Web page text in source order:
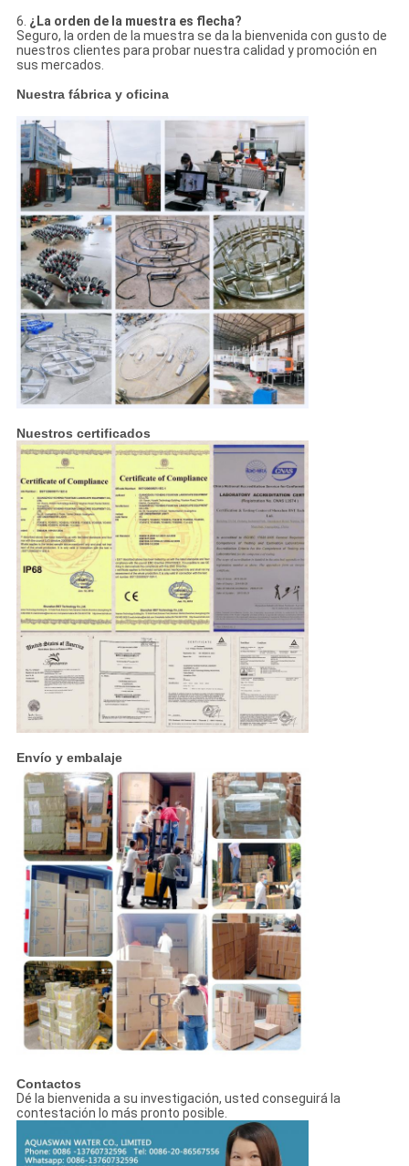
6. ¿La orden de la muestra es flecha?
Seguro, la orden de la muestra se da la bienvenida con gusto de
nuestros clientes para probar nuestra calidad y promoción en
sus mercados.
Nuestra fábrica y oficina
Nuestros certificados
Envío y embalaje
Contactos
Dé la bienvenida a su investigación, usted conseguirá la
contestación lo más pronto posible.